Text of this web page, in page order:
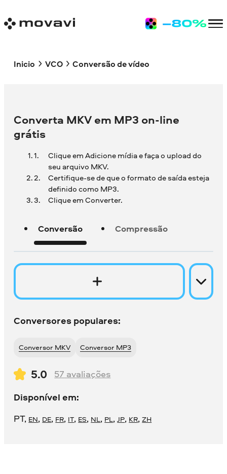
Inicio VCO Conversão de vídeo
Converta MKV em MP3 on-line
grátis
Clique em Adicione mídia e faça o upload do
seu arquivo MKV.
Certifique-se de que o formato de saída esteja
definido como MP3.
Clique em Converter.
Conversão Compressão
Conversores populares:
Conversor MKV Conversor MP3
5.0 57 avaliações
Disponível em:
PT, EN, DE, FR, IT, ES, NL, PL,JP, KR,ZH